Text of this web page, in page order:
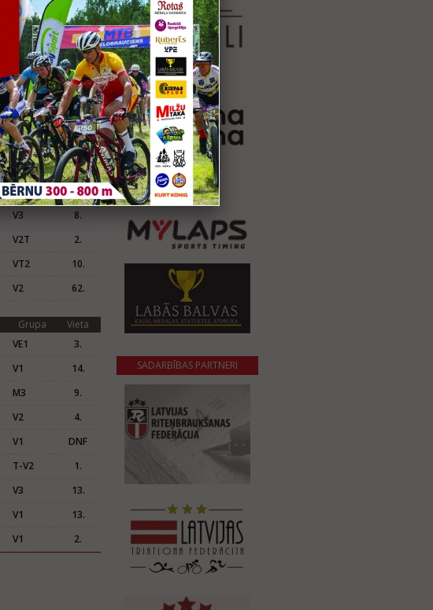
VT
106.
VT 189.
Grupa
Vieta
M DNF
Grupa
Vieta
V3,
tautas
klase
14.
Grupa
Vieta
V3
8.
V2T
2.
VT2
10.
V2 62.
Grupa
Vieta
VE1
3.
V1
14.
M3
9.
V2
4.
V1
DNF
T-V2
1.
V3
13.
V1
13.
V1 2.
SADARBĪBAS PARTNERI